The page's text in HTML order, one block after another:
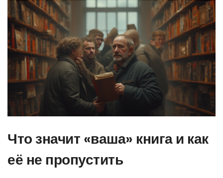
Что значит «ваша» книга и как
её не пропустить